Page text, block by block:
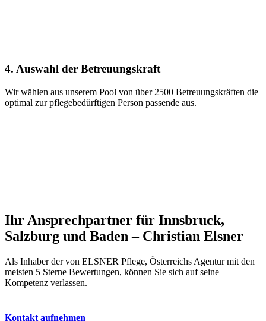
4. Auswahl der Betreuungskraft
Wir wählen aus unserem Pool von über 2500 Betreuungskräften die
optimal zur pflegebedürftigen Person passende aus.
Ihr Ansprechpartner für Innsbruck,
Salzburg und Baden – Christian Elsner
Als Inhaber der von ELSNER Pflege, Österreichs Agentur mit den
meisten 5 Sterne Bewertungen, können Sie sich auf seine
Kompetenz verlassen.
Kontakt aufnehmen